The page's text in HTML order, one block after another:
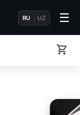
RU UZ ☰